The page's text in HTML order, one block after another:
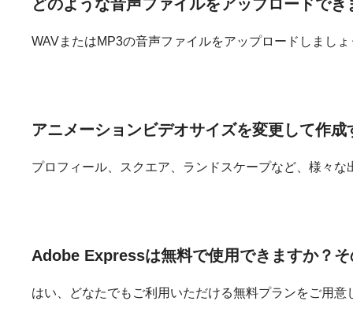
どのような音声ファイルをアップロードでき
WAVまたはMP3の音声ファイルをアップロードしまし
アニメーションビデオサイズを変更して作成
プロフィール、スクエア、ランドスケープなど、様々
Adobe Expressは無料で使用できますか？
はい、どなたでもご利用いただける無料プランをご用